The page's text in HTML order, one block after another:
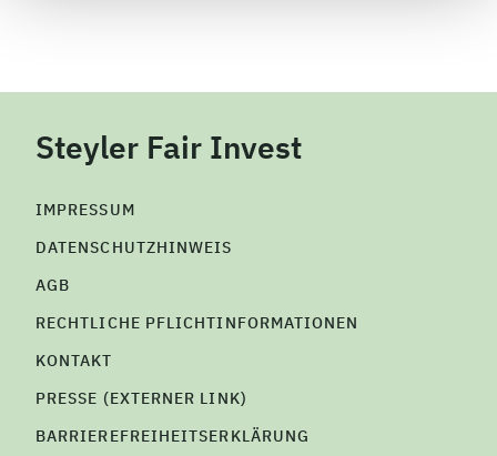
Steyler Fair Invest
IMPRESSUM
DATENSCHUTZHINWEIS
AGB
RECHTLICHE PFLICHTINFORMATIONEN
KONTAKT
PRESSE (EXTERNER LINK)
BARRIEREFREIHEITSERKLÄRUNG